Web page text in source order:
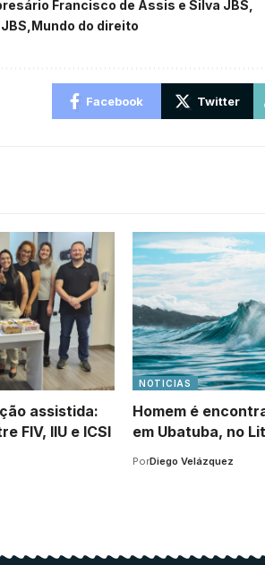
Francisco de Assis e Silva JBS
Mundo do direito
Facebook Twitter
assistida:
FIV, IIU e ICSI
NOTICIAS
Homem é
em Ubatuba, no
PorDiego Velázquez